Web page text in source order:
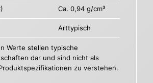
Ca. 0,94 g/cm³
Arttypisch
Werte stellen typische
dar und sind nicht als
zu verstehen.